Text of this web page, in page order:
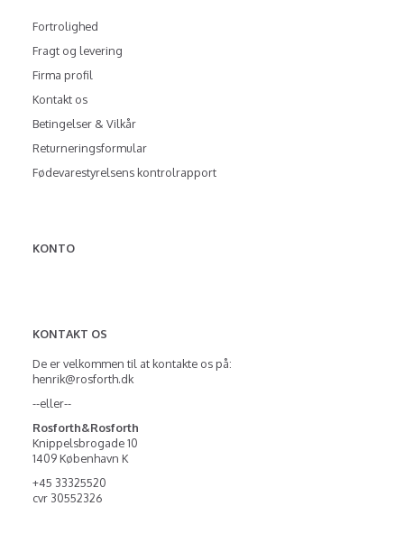
Fortrolighed
Fragt og levering
Firma profil
Kontakt os
Betingelser & Vilkår
Returneringsformular
Fødevarestyrelsens kontrolrapport
KONTO
KONTAKT OS
De er velkommen til at kontakte os på:
henrik@rosforth.dk
--eller--
Rosforth&Rosforth
Knippelsbrogade 10
1409 København K
+45 33325520
cvr 30552326